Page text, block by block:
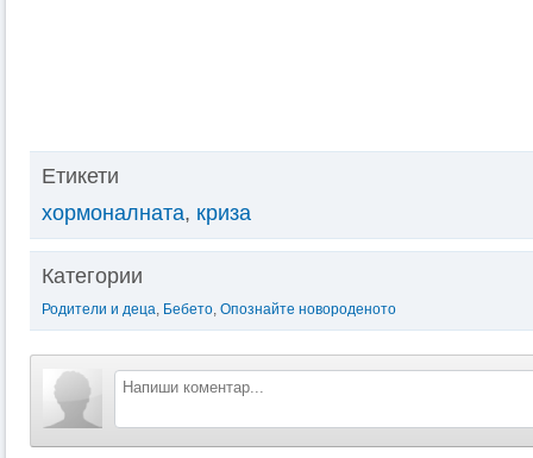
Етикети
хормоналната, криза
Категории
Родители и деца, Бебето, Опознайте новороденото